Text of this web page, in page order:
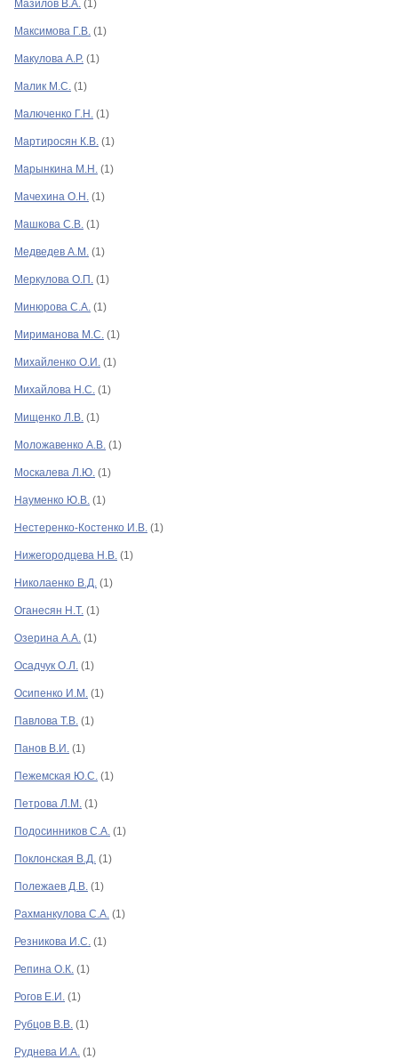
Мазилов В.А. (1)
Максимова Г.В. (1)
Макулова А.Р. (1)
Малик М.С. (1)
Малюченко Г.Н. (1)
Мартиросян К.В. (1)
Марынкина М.Н. (1)
Мачехина О.Н. (1)
Машкова С.В. (1)
Медведев А.М. (1)
Меркулова О.П. (1)
Минюрова С.А. (1)
Мириманова М.С. (1)
Михайленко О.И. (1)
Михайлова Н.С. (1)
Мищенко Л.В. (1)
Моложавенко А.В. (1)
Москалева Л.Ю. (1)
Науменко Ю.В. (1)
Нестеренко-Костенко И.В. (1)
Нижегородцева Н.В. (1)
Николаенко В.Д. (1)
Оганесян Н.Т. (1)
Озерина А.А. (1)
Осадчук О.Л. (1)
Осипенко И.М. (1)
Павлова Т.В. (1)
Панов В.И. (1)
Пежемская Ю.С. (1)
Петрова Л.М. (1)
Подосинников С.А. (1)
Поклонская В.Д. (1)
Полежаев Д.В. (1)
Рахманкулова С.А. (1)
Резникова И.С. (1)
Репина О.К. (1)
Рогов Е.И. (1)
Рубцов В.В. (1)
Руднева И.А. (1)